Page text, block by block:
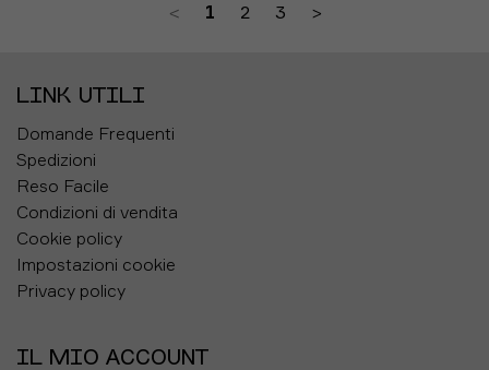
< 1 2 3 >
LINK UTILI
Domande Frequenti
Spedizioni
Reso Facile
Condizioni di vendita
Cookie policy
Impostazioni cookie
Privacy policy
IL MIO ACCOUNT